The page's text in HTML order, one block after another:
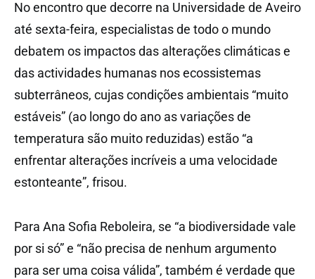
No encontro que decorre na Universidade de Aveiro
até sexta-feira, especialistas de todo o mundo
debatem os impactos das alterações climáticas e
das actividades humanas nos ecossistemas
subterrâneos, cujas condições ambientais “muito
estáveis” (ao longo do ano as variações de
temperatura são muito reduzidas) estão “a
enfrentar alterações incríveis a uma velocidade
estonteante”, frisou.
Para Ana Sofia Reboleira, se “a biodiversidade vale
por si só” e “não precisa de nenhum argumento
para ser uma coisa válida”, também é verdade que